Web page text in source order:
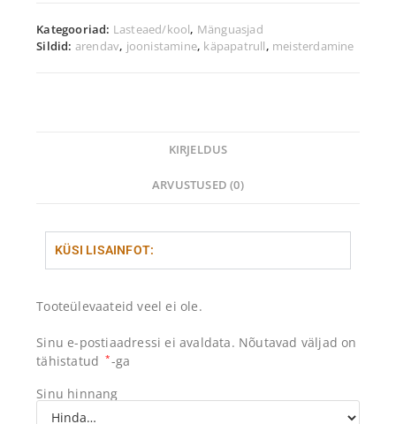
Kategooriad: Lasteaed/kool, Mänguasjad
Sildid: arendav, joonistamine, käpapatrull, meisterdamine
KIRJELDUS
ARVUSTUSED (0)
KÜSI LISAINFOT:
Tooteülevaateid veel ei ole.
Sinu e-postiaadressi ei avaldata. Nõutavad väljad on
tähistatud
*-ga
Sinu hinnang